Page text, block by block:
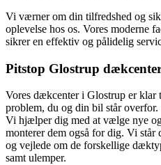
Vi værner om din tilfredshed og
oplevelse hos os. Vores moderne
sikrer en effektiv og pålidelig
Pitstop Glostrup
Vores dækcenter i Glostrup er klar
problem, du og din bil står overfor.
Vi hjælper dig med at vælge nye
monterer dem også for dig. Vi
og vejlede om de forskellige
samt ulemper.